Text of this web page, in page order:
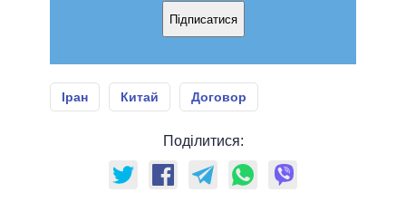
Підписатися
Іран Китай Договор
Поділитися: